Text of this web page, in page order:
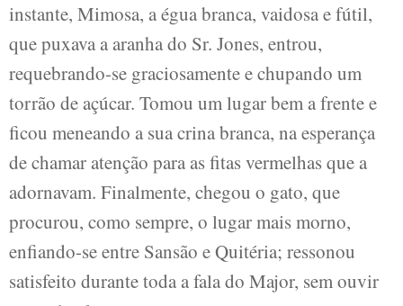
instante, Mimosa, a égua branca, vaidosa e fútil,
que puxava a aranha do Sr. Jones, entrou,
requebrando-se graciosamente e chupando um
torrão de açúcar. Tomou um lugar bem a frente e
ficou meneando a sua crina branca, na esperança
de chamar atenção para as fitas vermelhas que a
adornavam. Finalmente, chegou o gato, que
procurou, como sempre, o lugar mais morno,
enfiando-se entre Sansão e Quitéria; ressonou
satisfeito durante toda a fala do Major, sem ouvir